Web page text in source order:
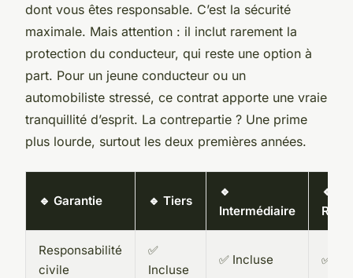
dont vous êtes responsable. C’est la sécurité
maximale. Mais attention : il inclut rarement la
protection du conducteur, qui reste une option à
part. Pour un jeune conducteur ou un
automobiliste stressé, ce contrat apporte une vraie
tranquillité d’esprit. La contrepartie ? Une prime
plus lourde, surtout les deux premières années.
🔹 Garantie 🔹 Tiers
🔹
Intermédiaire
🔹
Responsabilité
civile
✅
Incluse
✅ Incluse ✅